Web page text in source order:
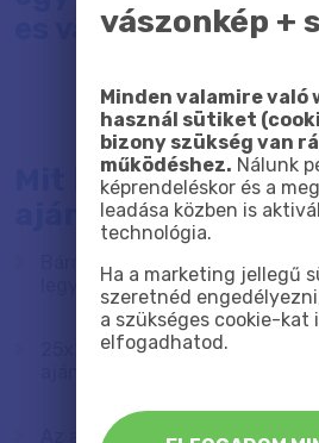
vászonkép +
Minden valamire való
használ sütiket
bizony szükség van
működéshez. Nálunk
képrendeléskor és a
leadása közben is
technológia.
Ha a marketing jellegű
szeretnéd
a szükséges cookie-kat
elfogadhatod.
es
Mit kell tudni erről
ajándékról?
Bármilyen fotóról készülhet,
legyen, mint az alap
25x25 cm-es vagy 20x30 cm-
Az ajándék vászonnyomat